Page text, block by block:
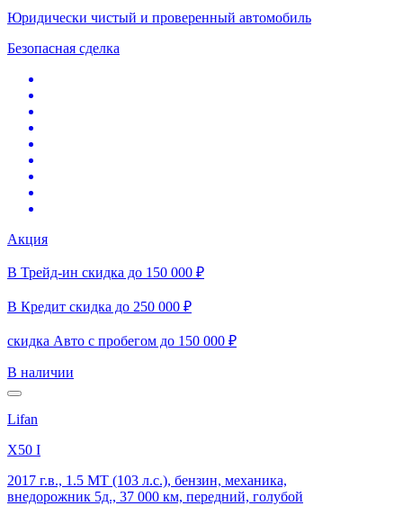
Юридически чистый и проверенный автомобиль
Безопасная сделка
Акция
В Трейд-ин скидка до 150 000 ₽
В Кредит скидка до 250 000 ₽
скидка Авто с пробегом до 150 000 ₽
В наличии
Lifan
X50 I
2017 г.в., 1.5 MT (103 л.с.), бензин, механика,
внедорожник 5д., 37 000 км, передний, голубой